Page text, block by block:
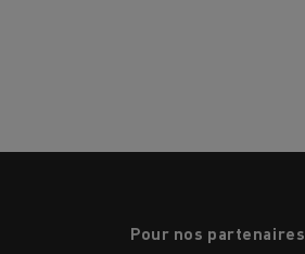
Pour nos partenaires